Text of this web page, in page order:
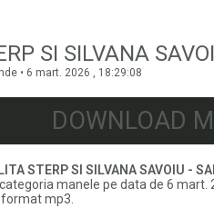
• 6 mart. 2026 , 18:29:08
DOWNLOAD
STERP SI SILVANA SAVOIU -
manele pe data de 6 mart.
mp3.